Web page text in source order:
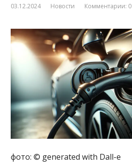
03.12.2024 Новости Комментарии: 0
фото: © generated with Dall-e